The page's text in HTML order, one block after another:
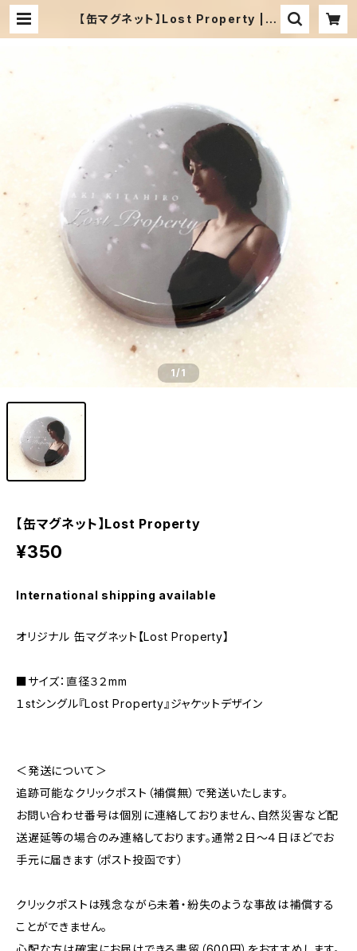
【缶マグネット】Lost Property | S
1/1
【缶マグネット】Lost Property
¥350
International shipping available
オリジナル 缶マグネット【Lost Property】
■サイズ：直径３２mm
１stシングル『Lost Property』ジャケットデザイン
＜発送について＞
追跡可能なクリックポスト（補償無）で発送いたします。
お問い合わせ番号は個別に連絡しておりません、自然災害など配
送遅延等の場合のみ連絡しております。通常２日～４日ほどでお
手元に届きます（ポスト投函です）
クリックポストは残念ながら未着・紛失のような事故は補償する
ことができません。